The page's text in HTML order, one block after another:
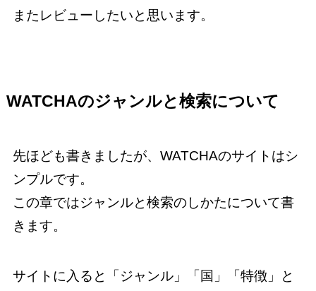
またレビューしたいと思います。
WATCHAのジャンルと検索について
先ほども書きましたが、WATCHAのサイトはシ
ンプルです。
この章ではジャンルと検索のしかたについて書
きます。
サイトに入ると「ジャンル」「国」「特徴」と